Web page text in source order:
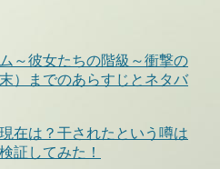
～彼女たちの階級～衝撃の
）までのあらすじとネタバ
在は？干されたという噂は
証してみた！